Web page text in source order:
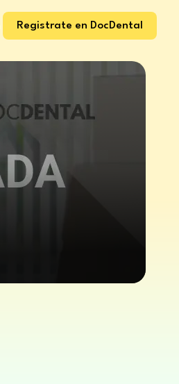
Registrate en DocDental